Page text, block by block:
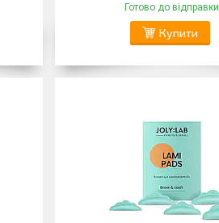
Готово до відправки
Купити